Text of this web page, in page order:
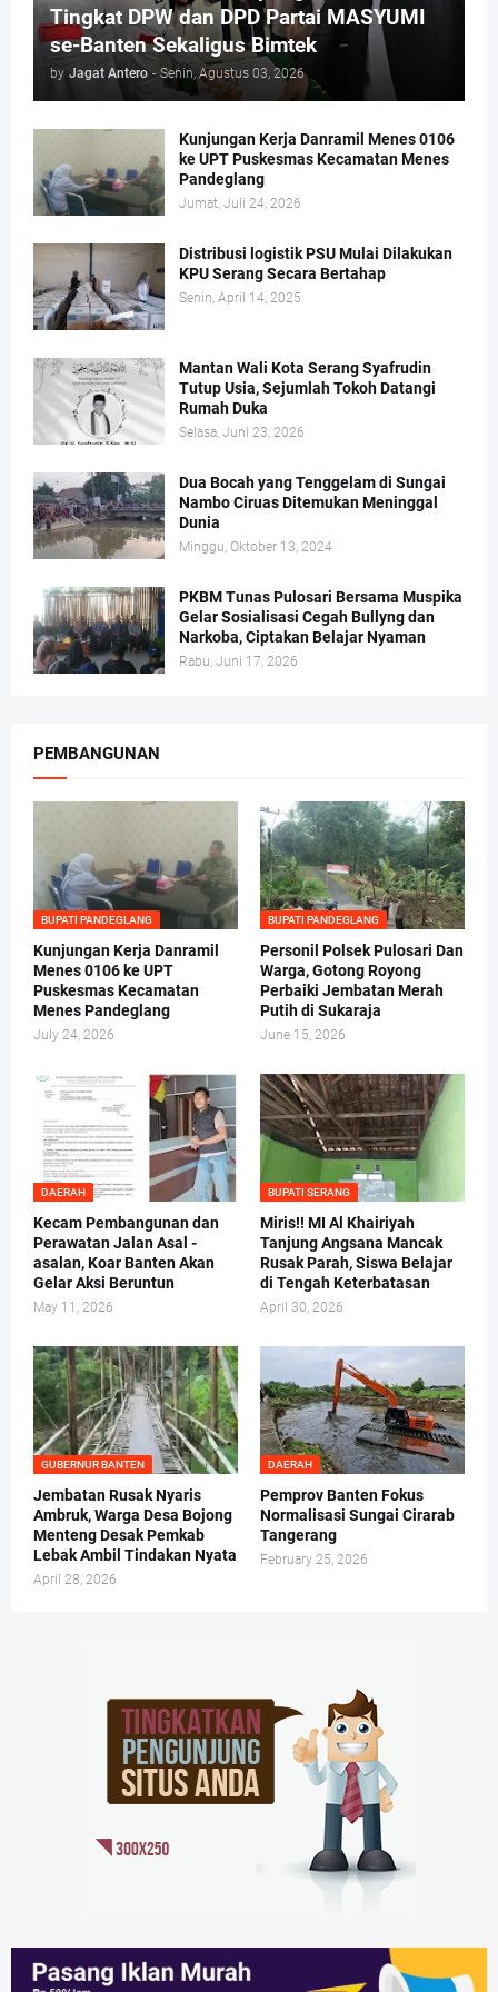
Tingkat DPW dan DPD Partai MASYUMI
se-Banten Sekaligus Bimtek
by Jagat Antero - Senin, Agustus 03, 2026
Kunjungan Kerja Danramil Menes 0106
ke UPT Puskesmas Kecamatan Menes
Pandeglang
Jumat, Juli 24, 2026
Distribusi logistik PSU Mulai Dilakukan
KPU Serang Secara Bertahap
Senin, April 14, 2025
Mantan Wali Kota Serang Syafrudin
Tutup Usia, Sejumlah Tokoh Datangi
Rumah Duka
Selasa, Juni 23, 2026
Dua Bocah yang Tenggelam di Sungai
Nambo Ciruas Ditemukan Meninggal
Dunia
Minggu, Oktober 13, 2024
PKBM Tunas Pulosari Bersama Muspika
Gelar Sosialisasi Cegah Bullyng dan
Narkoba, Ciptakan Belajar Nyaman
Rabu, Juni 17, 2026
PEMBANGUNAN
BUPATI PANDEGLANG
Kunjungan Kerja Danramil
Menes 0106 ke UPT
Puskesmas Kecamatan
Menes Pandeglang
July 24, 2026
BUPATI PANDEGLANG
Personil Polsek Pulosari Dan
Warga, Gotong Royong
Perbaiki Jembatan Merah
Putih di Sukaraja
June 15, 2026
DAERAH
Kecam Pembangunan dan
Perawatan Jalan Asal -
asalan, Koar Banten Akan
Gelar Aksi Beruntun
May 11, 2026
BUPATI SERANG
Miris!! MI Al Khairiyah
Tanjung Angsana Mancak
Rusak Parah, Siswa Belajar
di Tengah Keterbatasan
April 30, 2026
GUBERNUR BANTEN
Jembatan Rusak Nyaris
Ambruk, Warga Desa Bojong
Menteng Desak Pemkab
Lebak Ambil Tindakan Nyata
April 28, 2026
DAERAH
Pemprov Banten Fokus
Normalisasi Sungai Cirarab
Tangerang
February 25, 2026